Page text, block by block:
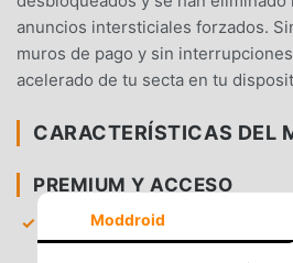
anuncios intersticiales forzados.
muros de pago y sin
acelerado de tu secta en tu
CARACTERÍSTICAS DEL
PREMIUM Y ACCESO
Estatus VIP 10 Desbloqueado
inmediato a todas las
Moddroid